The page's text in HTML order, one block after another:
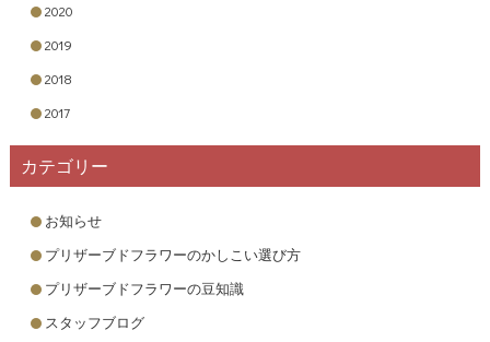
2020
2019
2018
2017
カテゴリー
お知らせ
プリザーブドフラワーのかしこい選び方
プリザーブドフラワーの豆知識
スタッフブログ